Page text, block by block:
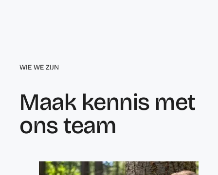
WIE WE ZIJN
Maak kennis met
ons team